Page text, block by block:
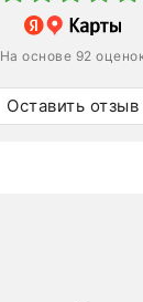
На основе 92
Оставить отзыв